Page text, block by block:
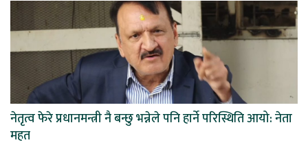
नेतृत्व फेरे प्रधानमन्त्री नै बन्छु भन्नेले पनि हार्ने परिस्थिति आयो: नेता
महत